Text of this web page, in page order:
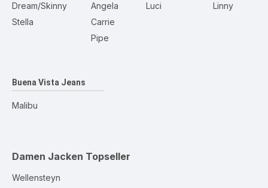
Dream/Skinny
Stella
Angela
Carrie
Pipe
Luci
Linny
Buena Vista Jeans
Malibu
Damen Jacken Topseller
Wellensteyn